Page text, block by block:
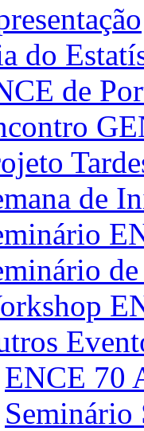
do
de
de
ENCE 70